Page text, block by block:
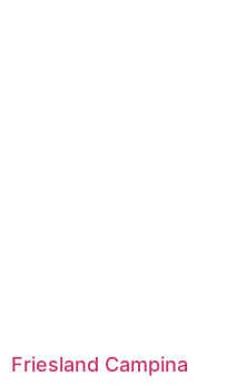
Friesland Campina